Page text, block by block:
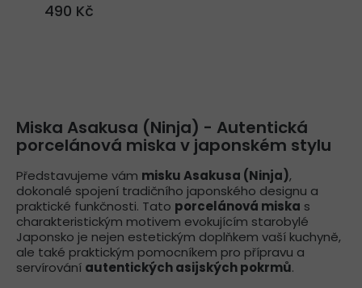
490 Kč
Miska Asakusa (Ninja) - Autentická
porcelánová miska v japonském stylu
Představujeme vám misku Asakusa (Ninja),
dokonalé spojení tradičního japonského designu a
praktické funkčnosti. Tato porcelánová miska s
charakteristickým motivem evokujícím starobylé
Japonsko je nejen estetickým doplňkem vaší kuchyně,
ale také praktickým pomocníkem pro přípravu a
servírování autentických asijských pokrmů.